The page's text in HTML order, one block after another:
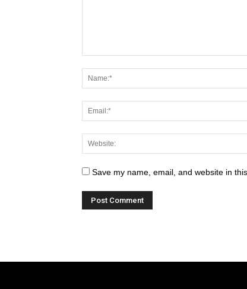
Save my name, email, and website in